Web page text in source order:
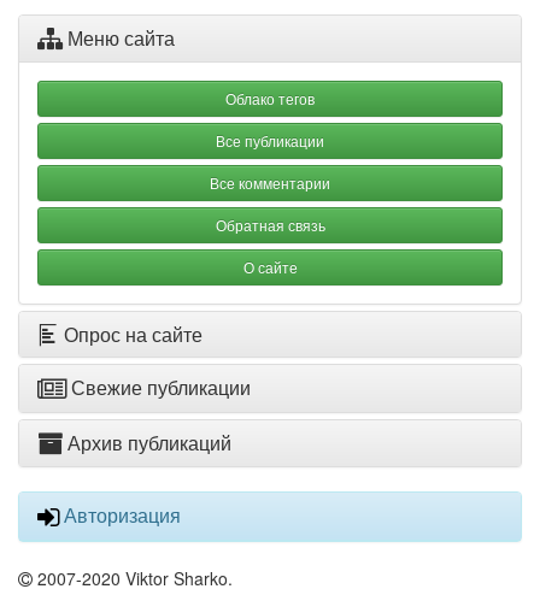
Меню сайта
Облако тегов
Все публикации
Все комментарии
Обратная связь
О сайте
Опрос на сайте
Свежие публикации
Архив публикаций
Авторизация
2007-2020 Viktor Sharko.